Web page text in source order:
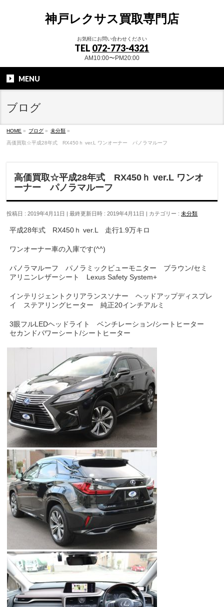
神戸レクサス買取専門店
お気軽にお問い合わせください
TEL 072-773-4321
AM10:00〜PM20:00
MENU
ブログ
HOME » ブログ » 未分類 »
高価買取☆平成28年式 RX450ｈ ver.L ワンオーナー パノラマルーフ
高価買取☆平成28年式 RX450ｈ ver.L ワンオ
ーナー パノラマルーフ
投稿日 : 2019年4月11日 最終更新日時 : 2019年4月11日 カテゴリー :未分類
平成28年式 RX450ｈ ver.L 走行1.9万キロ
ワンオーナー車の入庫です(^^)
パノラマルーフ パノラミックビューモニター ブラウン/セミ
アリニンレザーシート Lexus Safety System+
インテリジェントクリアランスソナー ヘッドアップディスプレ
イ ステアリングヒーター 純正20インチアルミ
3眼フルLEDヘッドライト ベンチレーション/シートヒーター
セカンドパワーシート/シートヒーター